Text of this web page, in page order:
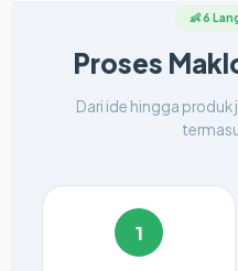
👶 6
Proses
Dari ide hingga
1